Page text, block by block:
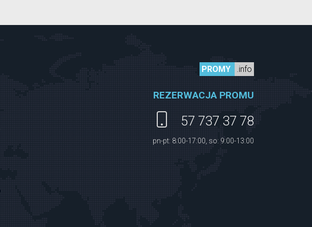
PROMY .info
REZERWACJA PROMU
57 737 37 78
pn-pt: 8:00-17:00, so: 9:00-13:00